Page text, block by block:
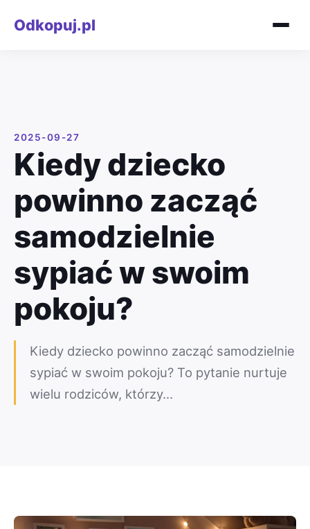
Odkopuj.pl
2025-09-27
Kiedy dziecko
powinno zacząć
samodzielnie
sypiać w swoim
pokoju?
Kiedy dziecko powinno zacząć samodzielnie
sypiać w swoim pokoju? To pytanie nurtuje
wielu rodziców, którzy…